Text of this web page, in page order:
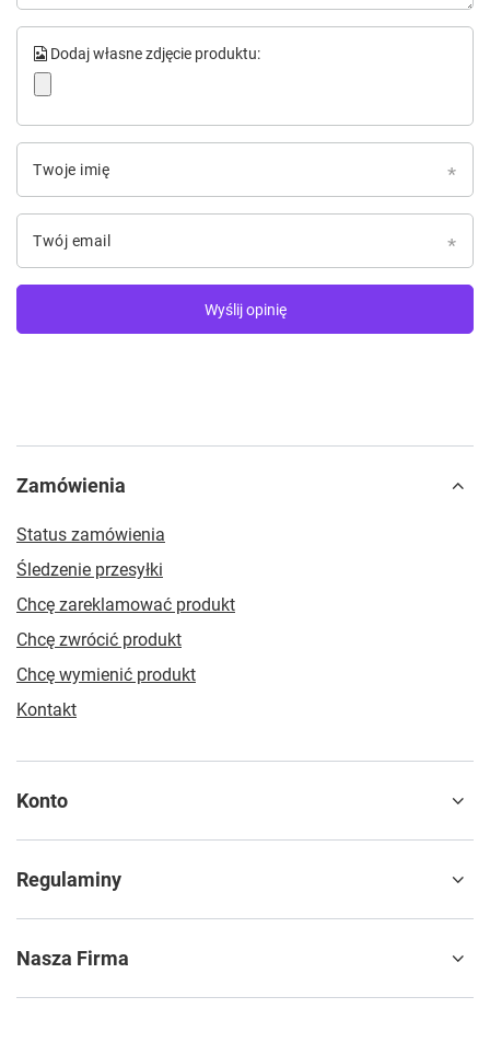
Dodaj własne zdjęcie produktu:
Twoje imię
Twój email
Wyślij opinię
Zamówienia
Status zamówienia
Śledzenie przesyłki
Chcę zareklamować produkt
Chcę zwrócić produkt
Chcę wymienić produkt
Kontakt
Konto
Regulaminy
Nasza Firma